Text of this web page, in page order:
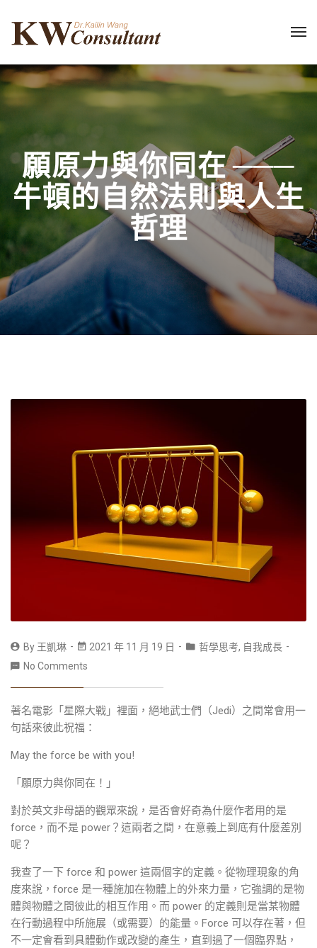
願原力與你同在 ───
牛頓的自然法則與人生
哲理
By 王凱琳 2021 年 11 月 19 日 哲學思考, 自我成長
No Comments
著名電影「星際大戰」裡面，絕地武士們（Jedi）之間常會用一
句話來彼此祝福：
May the force be with you!
「願原力與你同在！」
對於英文非母語的觀眾來說，是否會好奇為什麼作者用的是
force，而不是 power？這兩者之間，在意義上到底有什麼差別
呢？
我查了一下 force 和 power 這兩個字的定義。從物理現象的角
度來說，force 是一種施加在物體上的外來力量，它強調的是物
體與物體之間彼此的相互作用。而 power 的定義則是當某物體
在行動過程中所施展（或需要）的能量。Force 可以存在著，但
不一定會看到具體動作或改變的產生，直到過了一個臨界點，